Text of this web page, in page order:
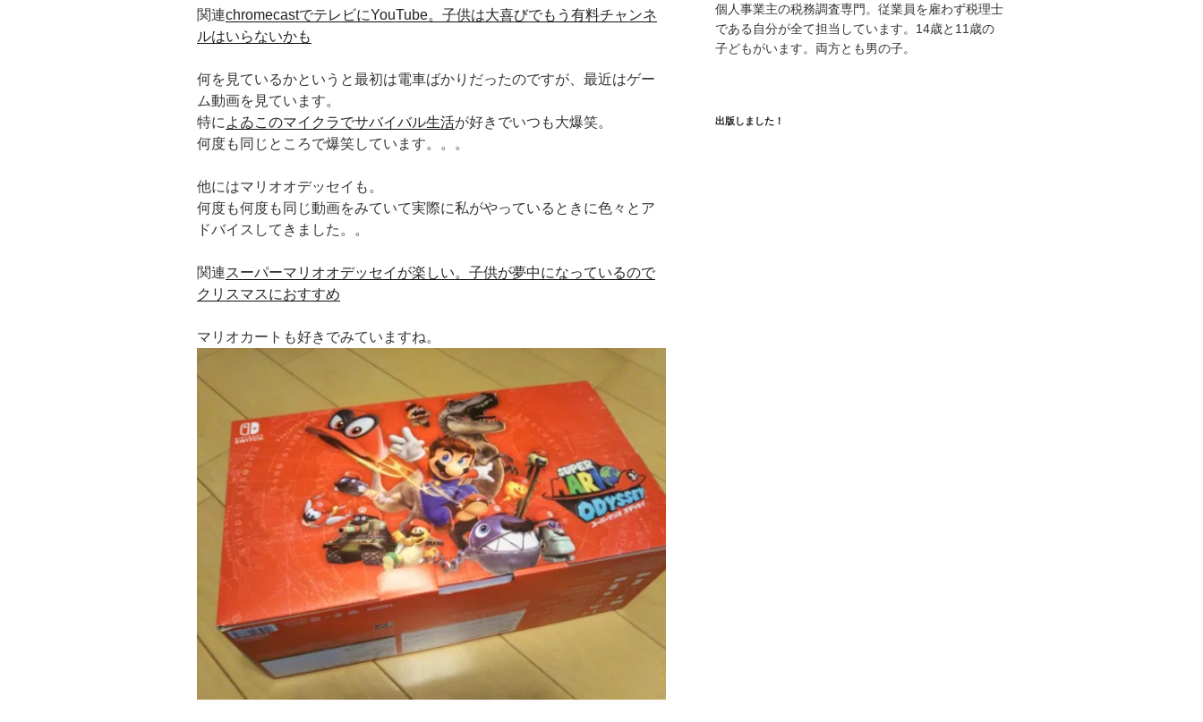
関連chromecastでテレビにYouTube。子供は大喜びでもう有料チャンネ
ルはいらないかも
何を見ているかというと最初は電車ばかりだったのですが、最近はゲー
ム動画を見ています。
特に よゐこのマイクラでサバイバル生活が好きでいつも大爆笑。
何度も同じところで爆笑しています。。。
他にはマリオオデッセイも。
何度も何度も同じ動画をみていて実際に私がやっているときに色々とア
ドバイスしてきました。。
関連スーパーマリオオデッセイが楽しい。子供が夢中になっているので
クリスマスにおすすめ
マリオカートも好きでみていますね。
個人事業主の税務調査専門。従業員を雇わず税理士
である自分が全て担当しています。14歳と11歳の
子どもがいます。両方とも男の子。
出版しました！